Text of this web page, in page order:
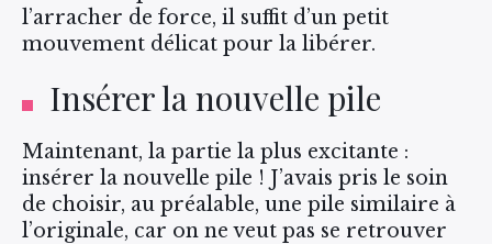
l’arracher de force, il suffit d’un petit
mouvement délicat pour la libérer.
Insérer la nouvelle pile
Maintenant, la partie la plus excitante :
insérer la nouvelle pile ! J’avais pris le soin
de choisir, au préalable, une pile similaire à
l’originale, car on ne veut pas se retrouver